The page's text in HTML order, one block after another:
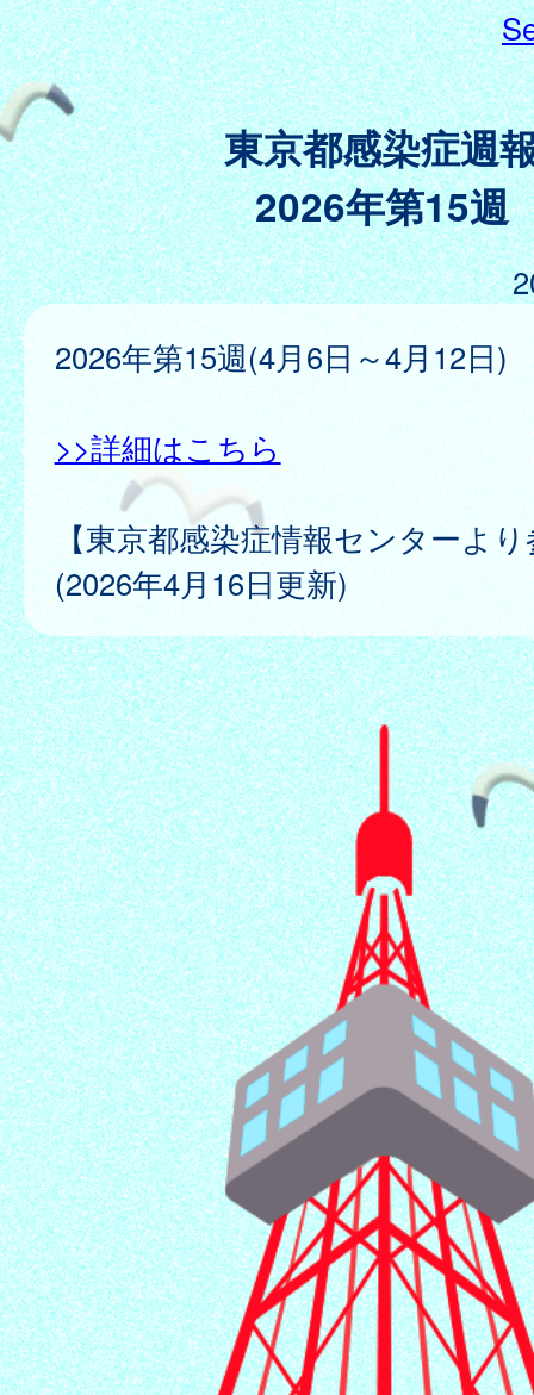
東京都感染症週
2026年第15週
2026年第15週(4月6日～4月12日)
>>詳細はこちら
【東京都感染症情報センターよ
(2026年4月16日更新)